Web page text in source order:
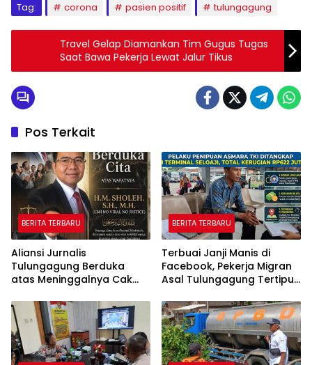
Tag: corona pasien positif tulungagung
Travel Gelap Diamankan Tim Gugus Tugas
Saat Bawa Pekerja Lewat Jalur Tikus
Pos Terkait
BERITA TERBARU
Aliansi Jurnalis
Tulungagung Berduka
atas Meninggalnya Cak
“Beliau Pejuang Keadilan
yang Vokal”
BERITA TERBARU
Terbuai Janji Manis di
Facebook, Pekerja Migran
Asal Tulungagung Tertipu